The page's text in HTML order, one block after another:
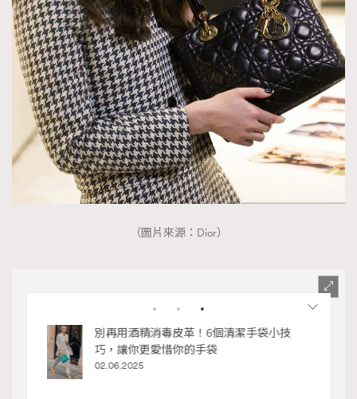
（圖片來源：Dior）